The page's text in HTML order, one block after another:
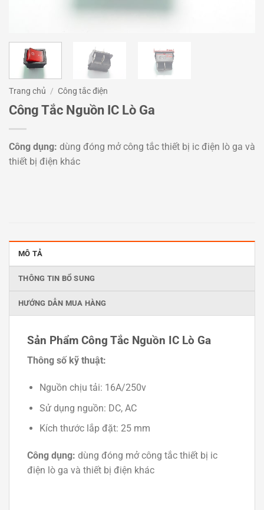
Trang chủ / Công tắc điện
Công Tắc Nguồn IC Lò Ga
Công dụng: dùng đóng mở công tắc thiết bị ic điện lò ga và
thiết bị điện khác
MÔ TẢ
THÔNG TIN BỔ SUNG
HƯỚNG DẪN MUA HÀNG
Sản Phẩm Công Tắc Nguồn IC Lò Ga
Thông số kỹ thuật:
Nguồn chịu tải: 16A/250v
Sử dụng nguồn: DC, AC
Kích thước lắp đặt: 25 mm
Công dụng: dùng đóng mở công tắc thiết bị ic
điện lò ga và thiết bị điện khác